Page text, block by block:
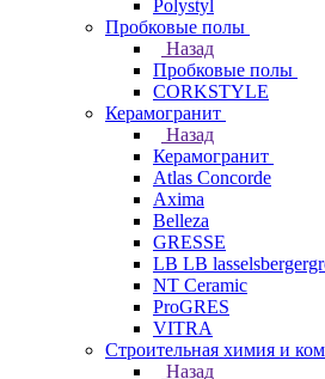
Polystyl
Пробковые полы
Назад
Пробковые полы
CORKSTYLE
Керамогранит
Назад
Керамогранит
Atlas Concorde
Axima
Belleza
GRESSE
LB LB
NT Ceramic
ProGRES
VITRA
Строительная химия и
Назад